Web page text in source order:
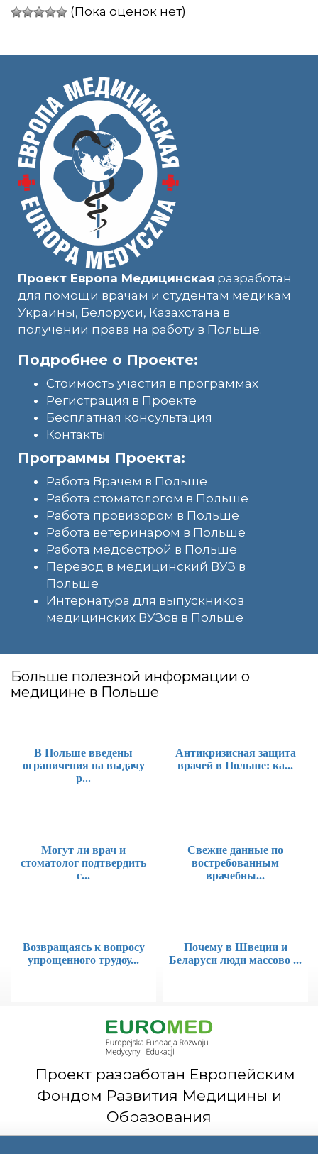
(Пока оценок нет)
Проект Европа Медицинская разработан
для помощи врачам и студентам медикам
Украины, Белоруси, Казахстана в
получении права на работу в Польше.
Подробнее о Проекте:
Стоимость участия в программах
Регистрация в Проекте
Бесплатная консультация
Контакты
Программы Проекта:
Работа Врачем в Польше
Работа стоматологом в Польше
Работа провизором в Польше
Работа ветеринаром в Польше
Работа медсестрой в Польше
Перевод в медицинский ВУЗ в
Польше
Интернатура для выпускников
медицинских ВУЗов в Польше
Больше полезной информации о
медицине в Польше
В Польше введены
ограничения на выдачу
р...
Антикризисная защита
врачей в Польше: ка...
Могут ли врач и
стоматолог подтвердить
с...
Свежие данные по
востребованным
врачебны...
Возвращаясь к вопросу
упрощенного трудоу...
Почему в Швеции и
Беларуси люди массово ...
Проект разработан Европейским
Фондом Развития Медицины и
Образования